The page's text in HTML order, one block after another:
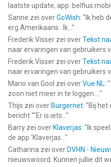
laatste update, app. belfius
Sanne zei overGoWish: " Ik heb
erg Amerikaans.. Ik... "
Frederik Visser zei overTekst
naar ervaringen van gebruikers
Frederik Visser zei overTekst
naar ervaringen van gebruikers
Mario van Gool zei overVue NL: "
zoon niet meer in te loggen.... "
Thijs zei over Burgernet: "Bij het
bericht ""Er is iets... "
Barry zei over Klaverjas: " Ik
de app ‘Klaverjas... "
Catharina zei over DVHN -
nieuwswoord. Kunnen jullie dit